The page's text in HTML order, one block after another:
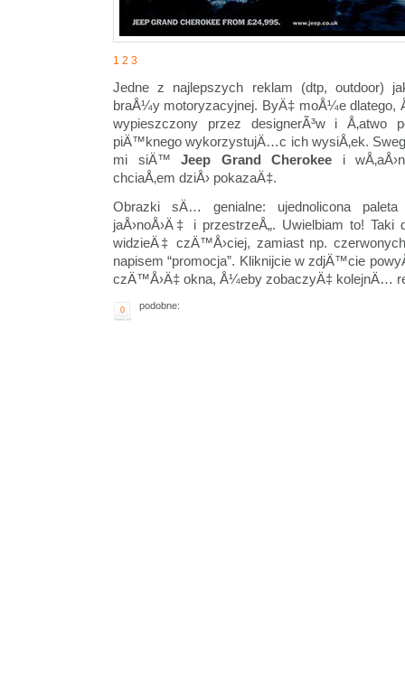
1 2 3
Jedne z najlepszych reklam (dtp, outdoor)
braÅ¼y motoryzacyjnej. ByÄ‡ moÅ¼e
wypieszczony przez designerÃ³w i
piÄ™knego wykorzystujÄ…c ich wysiÅ‚ek.
mi siÄ™Jeep Grand Cherokee i
chciaÅ‚em dziÅ› pokazaÄ‡.
Obrazki sÄ… genialne: ujednolicona
jaÅ›noÅ›Ä‡ i przestrzeÅ„. Uwielbiam to!
widzieÄ‡ czÄ™Å›ciej, zamiast np.
napisem “promocja”. Kliknijcie w zdjÄ™cie
czÄ™Å›Ä‡ okna, Å¼eby zobaczyÄ‡ kolejnÄ…
0 podobne: